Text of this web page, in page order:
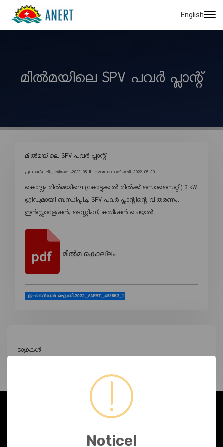
English
മിൽമയിലെ SPV പവർ പ്ലാന്റ്
മിൽമയിലെ SPV പവർ പ്ലാന്റ്
പ്രസിദ്ധീകരിച്ച തീയതി :2022-05-11 | അവസാന തീയതി :2022-05-20
കൊല്ലം മിൽമയിലെ (കോട്ടുകാൽ മിൽക്ക് സൊസൈറ്റി) 3 kW
ഗ്രിഡുമായി ബന്ധിപ്പിച്ച SPV പവർ പ്ലാന്റിന്റെ വിതരണം,
ഇൻസ്റ്റാളേഷൻ, ടെസ്റ്റിംഗ്, കമ്മീഷൻ ചെയ്യൽ
മിൽമ കൊല്ലം
ഇ-ടെൻഡർ ഐഡി:2022_ANERT_489852_1
ടാഗുകൾ
Notice!